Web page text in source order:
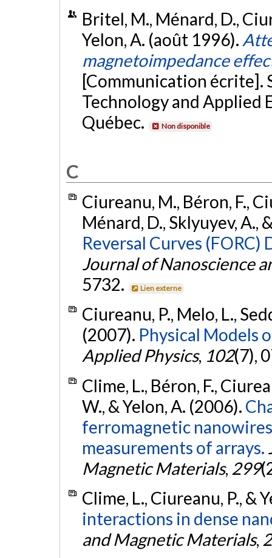
Britel, M., Ménard, D.,
Yelon, A. (août 1996).
magnetoimpedance
[Communication écrite].
Technology and Applied
Québec.
Non disponible
C
Ciureanu, M., Béron, F.,
Ménard, D., Sklyuyev, A.,
Reversal Curves
Journal of Nanoscience
5732.
Lien externe
Ciureanu, P., Melo, L.,
(2007). Physical Models
Applied Physics, 102(7),
Clime, L., Béron, F.,
W., & Yelon, A. (2006).
ferromagnetic
measurements of arrays.
Magnetic Materials, 299
Clime, L., Ciureanu, P., &
interactions in dense
and Magnetic Materials,